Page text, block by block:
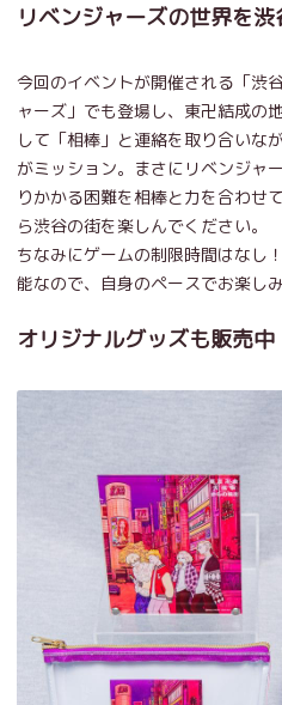
リベンジャーズの世界を渋
今回のイベントが開催される「渋
ャーズ」でも登場し、東卍結成の
して「相棒」と連絡を取り合いな
がミッション。まさにリベンジャ
りかかる困難を相棒と力を合わせ
ら渋谷の街を楽しんでください。
ちなみにゲームの制限時間はなし
能なので、自身のペースでお楽しみ
オリジナルグッズも販売中